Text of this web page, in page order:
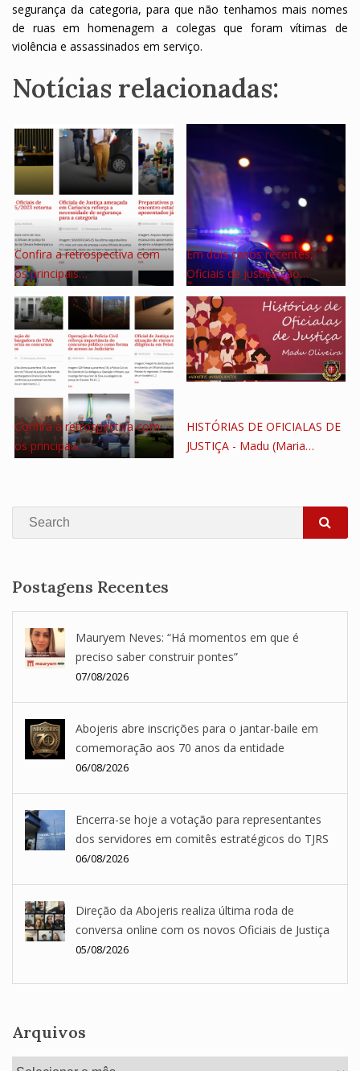
segurança da categoria, para que não tenhamos mais nomes
de ruas em homenagem a colegas que foram vítimas de
violência e assassinados em serviço.
Notícias relacionadas:
Confira a retrospectiva com
os principais…
Em dois casos recentes,
Oficiais de Justiça são…
Confira a retrospectiva com
os principais…
HISTÓRIAS DE OFICIALAS DE
JUSTIÇA - Madu (Maria…
Search
Postagens Recentes
Mauryem Neves: “Há momentos em que é
preciso saber construir pontes”
07/08/2026
Abojeris abre inscrições para o jantar-baile em
comemoração aos 70 anos da entidade
06/08/2026
Encerra-se hoje a votação para representantes
dos servidores em comitês estratégicos do TJRS
06/08/2026
Direção da Abojeris realiza última roda de
conversa online com os novos Oficiais de Justiça
05/08/2026
Arquivos
Arquivos